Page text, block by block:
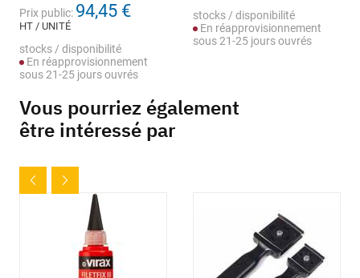
Prix public: 94,45 €
HT / UNITÉ
stocks / disponibilité
En réapprovisionnement
sous 21-25 jours ouvrés
stocks / disponibilité
En réapprovisionnement
sous 21-25 jours ouvrés
Vous pourriez également
être intéressé par